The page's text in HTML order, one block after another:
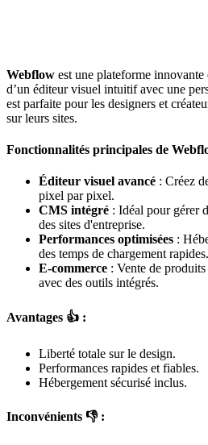
Webflow est une plateforme
d’un éditeur visuel intuitif avec une
est parfaite pour les designers et
sur leurs sites.
Fonctionnalités principales de
Éditeur visuel avancé : Créez
pixel par pixel.
CMS intégré : Idéal pour gérer
des sites d'entreprise.
Performances optimisées :
des temps de chargement rapides.
E-commerce : Vente de
avec des outils intégrés.
Avantages 👍 :
Liberté totale sur le design.
Performances rapides et fiables.
Hébergement sécurisé inclus.
Inconvénients 👎 :